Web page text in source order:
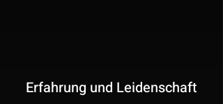
Erfahrung und Leidenschaft